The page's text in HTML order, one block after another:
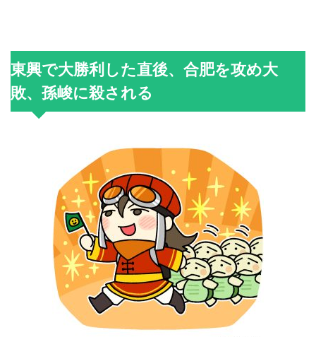
東興で大勝利した直後、合肥を攻め大
敗、孫峻に殺される